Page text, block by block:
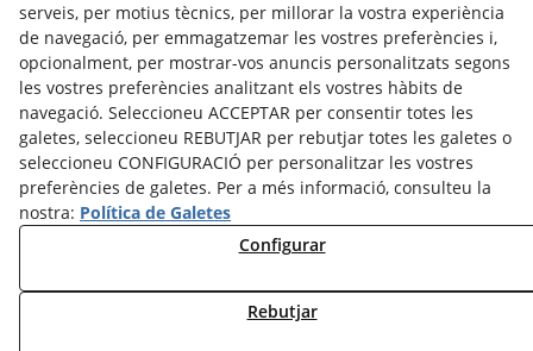
CASA QUIMETA
C/ Santa Maria, 18
25300 TÀRREGA (Lleida)
679 43 29 19
info@casaquimeta.com
Avís Legal
Política de Cookies
Política de Privacitat
serveis, per motius tècnics, per millorar la vostra experiència
de navegació, per emmagatzemar les vostres preferències i,
opcionalment, per mostrar-vos anuncis personalitzats segons
les vostres preferències analitzant els vostres hàbits de
navegació. Seleccioneu ACCEPTAR per consentir totes les
galetes, seleccioneu REBUTJAR per rebutjar totes les galetes o
seleccioneu CONFIGURACIÓ per personalitzar les vostres
preferències de galetes. Per a més informació, consulteu la
nostra: Política de Galetes
Configurar
Rebutjar